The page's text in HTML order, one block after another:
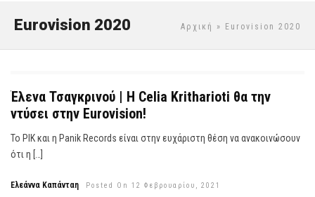
Αρχική » Eurovision 2020
Eurovision 2020
Έλενα Τσαγκρινού | Η Celia Kritharioti θα την
ντύσει στην Eurovision!
Το ΡΙΚ και η Panik Records είναι στην ευχάριστη θέση να ανακοινώσουν
ότι η […]
Ελεάννα Καπάνταη Posted On 12 Φεβρουαρίου, 2021